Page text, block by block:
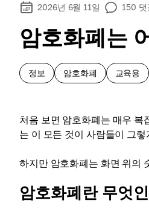
2026년 6월 11일 150 댓
암호화폐는
정보 암호화폐 교육용
처음 보면 암호화폐는 매우
는 이 모든 것이 사람들이 그
하지만 암호화폐는 화면 위의
암호화폐란 무엇